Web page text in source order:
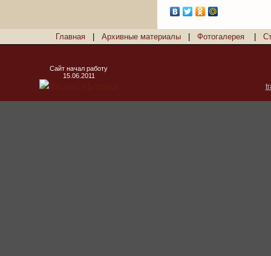
Главная Архивные материалы Фотогалерея
Сайт начал работу
15.06.2011